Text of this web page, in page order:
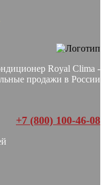
Royal Clima -
продажи в России
+7 (800) 100-46-08